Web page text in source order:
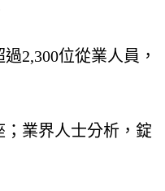
2,300位從業人員，
業界人士分析，錠